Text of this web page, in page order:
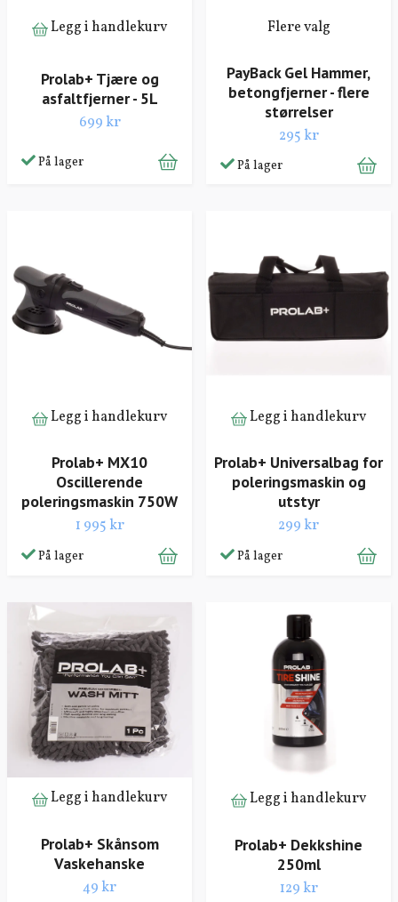
Legg i handlekurv
Prolab+ Tjære og
asfaltfjerner - 5L
699 kr
På lager
Flere valg
PayBack Gel Hammer,
betongfjerner - flere
størrelser
295 kr
På lager
Legg i handlekurv
Prolab+ MX10
Oscillerende
poleringsmaskin 750W
1 995 kr
På lager
Legg i handlekurv
Prolab+ Universalbag for
poleringsmaskin og
utstyr
299 kr
På lager
Legg i handlekurv
Prolab+ Skånsom
Vaskehanske
49 kr
Legg i handlekurv
Prolab+ Dekkshine
250ml
129 kr